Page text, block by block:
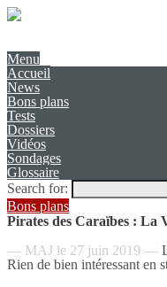
Menu
Accueil
News
Bons plans
Tests
Dossiers
Vidéos
Sondages
Glossaire
Search for:
Bons plans
Pirates des Caraïbes : La
— MAJ le 27 juin 2019 —
Rien de bien intéressant en